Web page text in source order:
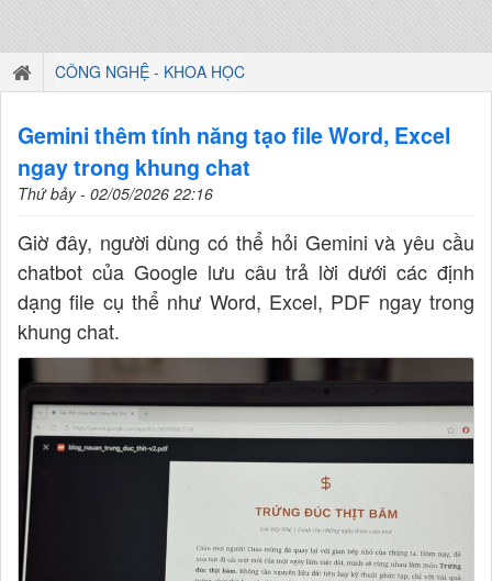
CÔNG NGHỆ - KHOA HỌC
Gemini thêm tính năng tạo file Word, Excel
ngay trong khung chat
Thứ bảy - 02/05/2026 22:16
Giờ đây, người dùng có thể hỏi Gemini và yêu cầu
chatbot của Google lưu câu trả lời dưới các định
dạng file cụ thể như Word, Excel, PDF ngay trong
khung chat.